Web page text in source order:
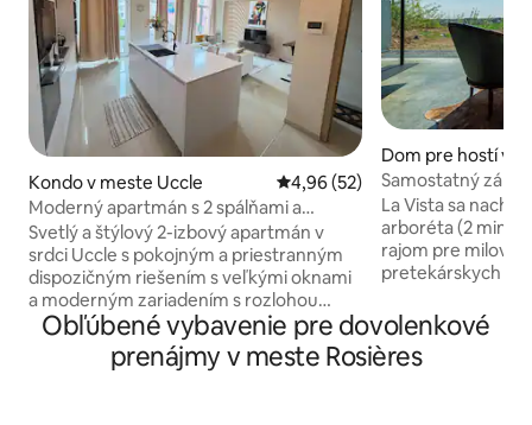
Kondo v meste Uccle Priemerné ohodnotenie 4,96
4,96 (52)
Moderný apartmán s 2 spálňami a
terasou v Uccle
Svetlý a štýlový 2-izbový apartmán v
srdci Uccle s pokojným a priestranným
dispozičným riešením s veľkými oknami
a moderným zariadením s rozlohou
približne 100 m². Otvorený obývací
priestor prechádza do plne vybavenej
kuchyne s ostrovom, čím vytvára útulný
Dom pre hostí v
uren
Samostatný
prírodou
La Vista sa
arboréta (2
rajom pre
pretekárskych a
prírode v spojení
pocitom v
Leuven a Wavre
Obľúbené vybavenie pre dovolenkové
prenájmy v meste Rosières